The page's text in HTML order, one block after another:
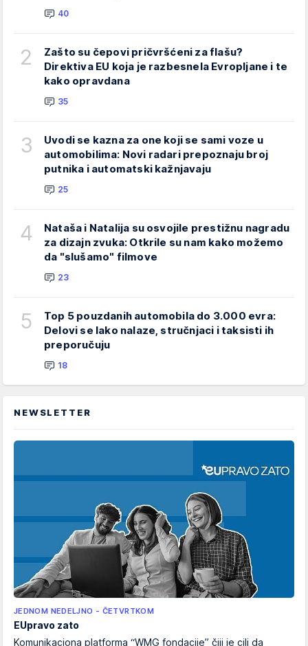
40
2
Zašto su čepovi pričvršćeni za flašu?
Direktiva EU koja je razbesnela Evropljane i te
kako opravdana
35
3
Uvodi se kazna za one koji se sami voze u
automobilima: Novi radari prepoznaju broj
putnika i automatski kažnjavaju
25
4
Nataša i Natalija su osvojile prestižnu nagradu
za dizajn zvuka: Otkrile su nam kako možemo
da "slušamo" filmove
23
5
Top 5 pouzdanih automobila do 3.000 evra:
Delovi se lako nalaze, stručnjaci i taksisti ih
preporučuju
18
NEWSLETTER
JEDNOM NEDELJNO - ČETVRTKOM
EUpravo zato
Komunikaciona platforma “WMG fondacije” čiji je cilj da